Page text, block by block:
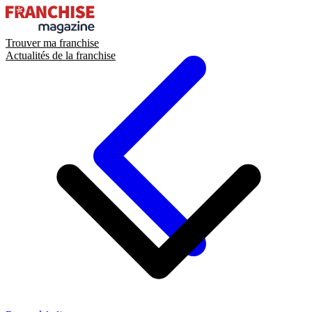
Trouver ma franchise
Actualités de la franchise